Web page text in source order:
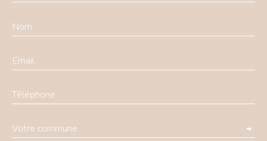
Nom
Email
Téléphone
Votre commune